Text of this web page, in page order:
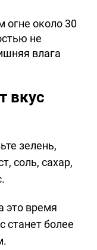
огне около 30
не
влага
вкус
зелень,
соль, сахар,
это время
станет более